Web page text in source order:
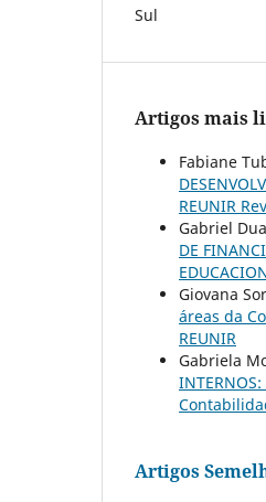
Sul
Artigos mais
Fabiane
REUNIR
Gabriel
DE
Giovana
áreas da
REUNIR
Gabriela
INTERNOS:
Artigos